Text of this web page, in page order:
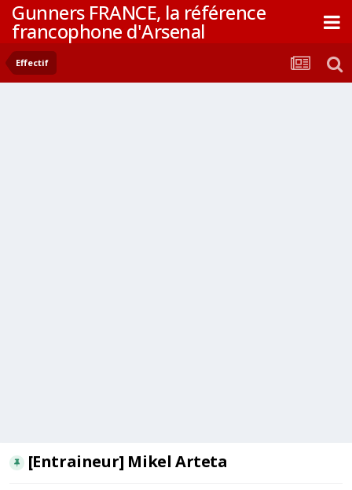
Gunners FRANCE, la référence
francophone d'Arsenal
Effectif
[Entraineur] Mikel Arteta